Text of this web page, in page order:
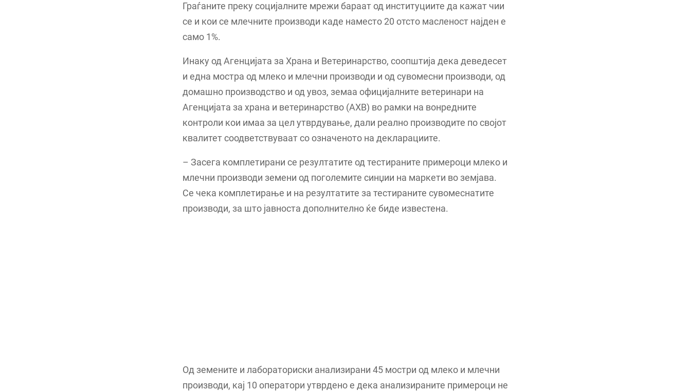
Граѓаните преку социјалните мрежи бараат од институциите да кажат чии
се и кои се млечните производи каде наместо 20 отсто масленост најден е
само 1%.
Инаку од Агенцијата за Храна и Ветеринарство, соопштија дека деведесет
и една мостра од млеко и млечни производи и од сувомесни производи, од
домашно производство и од увоз, земаа официјалните ветеринари на
Агенцијата за храна и ветеринарство (АХВ) во рамки на вонредните
контроли кои имаа за цел утврдување, дали реално производите по својот
квалитет соодветствуваат со означеното на декларациите.
– Засега комплетирани се резултатите од тестираните примероци млеко и
млечни производи земени од поголемите синџии на маркети во земјава.
Се чека комплетирање и на резултатите за тестираните сувомеснатите
производи, за што јавноста дополнително ќе биде известена.
Од земените и лабораториски анализирани 45 мостри од млеко и млечни
производи, кај 10 оператори утврдено е дека анализираните примероци не